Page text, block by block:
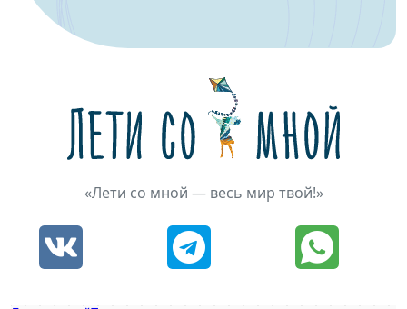
«Лети со мной — весь мир твой!»